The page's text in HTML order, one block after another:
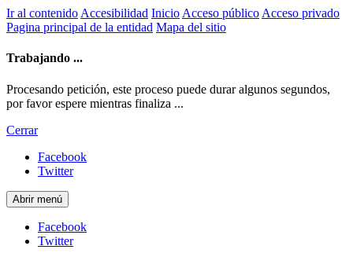
Ir al contenido Accesibilidad Inicio Acceso público Acceso privado
Pagina principal de la entidad Mapa del sitio
Trabajando ...
Procesando petición, este proceso puede durar algunos segundos,
por favor espere mientras finaliza ...
Cerrar
Facebook
Twitter
Abrir menú
Facebook
Twitter